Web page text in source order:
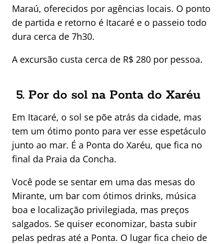
Maraú, oferecidos por agências locais. O ponto
de partida e retorno é Itacaré e o passeio todo
dura cerca de 7h30.
A excursão custa cerca de R$ 280 por pessoa.
5. Por do sol na Ponta do Xaréu
Em Itacaré, o sol se põe atrás da cidade, mas
tem um ótimo ponto para ver esse espetáculo
junto ao mar. É a Ponta do Xaréu, que fica no
final da Praia da Concha.
Você pode se sentar em uma das mesas do
Mirante, um bar com ótimos drinks, música
boa e localização privilegiada, mas preços
salgados. Se quiser economizar, basta subir
pelas pedras até a Ponta. O lugar fica cheio de